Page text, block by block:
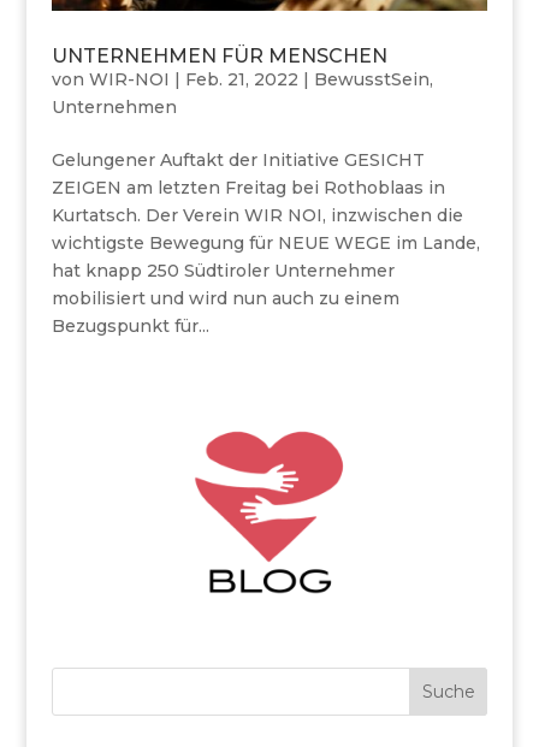
UNTERNEHMEN FÜR MENSCHEN
von WIR-NOI | Feb. 21, 2022 | BewusstSein,
Unternehmen
Gelungener Auftakt der Initiative GESICHT
ZEIGEN am letzten Freitag bei Rothoblaas in
Kurtatsch. Der Verein WIR NOI, inzwischen die
wichtigste Bewegung für NEUE WEGE im Lande,
hat knapp 250 Südtiroler Unternehmer
mobilisiert und wird nun auch zu einem
Bezugspunkt für...
Suche